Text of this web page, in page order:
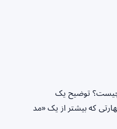
چیست؟ توضیح یک
که بیشتر از یک «مد